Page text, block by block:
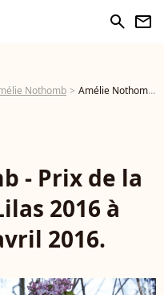
search newsletter
Nothomb Amélie Nothomb - Prix de la Closerie des Lilas 2016 à Paris, le 12 avril 2016. © Olivier Borde/Bestimage - Photo
- Prix de la
2016 à
2016.